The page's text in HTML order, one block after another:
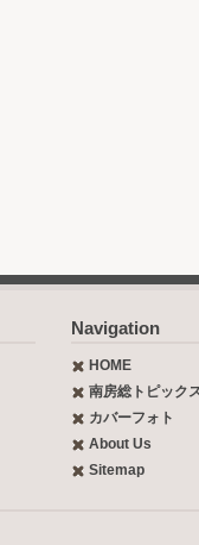
Navigation
HOME
南房総トピック
カバーフォト
About Us
Sitemap